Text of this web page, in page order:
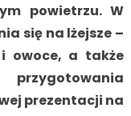
powietrzu. W
się na lżejsze –
owoce, a także
prezentacji na